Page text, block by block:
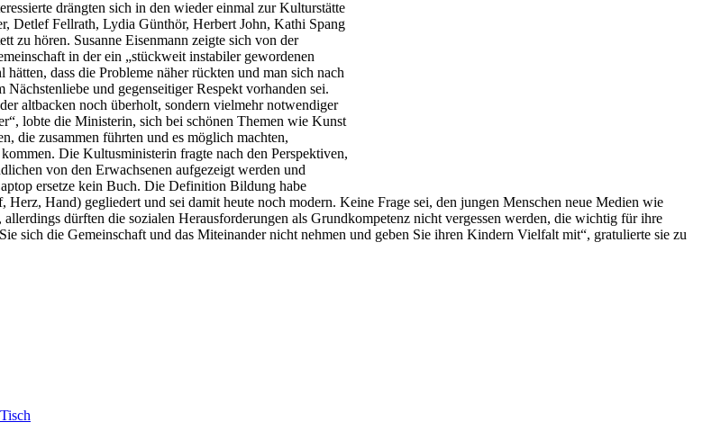
drängten sich in den wieder einmal zur Kulturstätte
Detlef Fellrath, Lydia Günthör, Herbert John, Kathi Spang
zu hören. Susanne Eisenmann zeigte sich von der
in der ein „stückweit instabiler gewordenen
hätten, dass die Probleme näher rückten und man sich nach
Nächstenliebe und gegenseitiger Respekt vorhanden sei.
altbacken noch überholt, sondern vielmehr notwendiger
lobte die Ministerin, sich bei schönen Themen wie Kunst
die zusammen führten und es möglich machten,
Die Kultusministerin fragte nach den Perspektiven,
von den Erwachsenen aufgezeigt werden und
ersetze kein Buch. Die Definition Bildung habe
Herz, Hand) gegliedert und sei damit heute noch modern. Keine Frage sei, den jungen Menschen neue Medien wie
dürften die sozialen Herausforderungen als Grundkompetenz nicht vergessen werden, die wichtig für ihre
sich die Gemeinschaft und das Miteinander nicht nehmen und geben Sie ihren Kindern Vielfalt mit“, gratulierte sie zu